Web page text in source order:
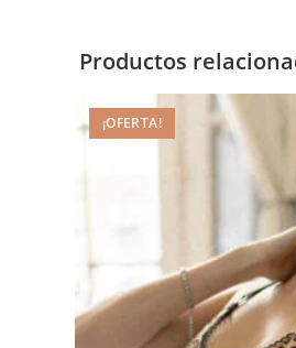
Productos
¡OFERTA!